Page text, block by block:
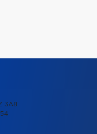
3A8